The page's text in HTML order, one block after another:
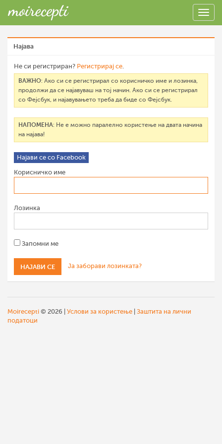
Најава
Не си регистриран? Регистрирај се.
ВАЖНО: Ако си се регистрирал со корисничко име и лозинка,
продолжи да се најавуваш на тој начин. Ако си се регистрирал
со Фејсбук, и најавувањето треба да биде со Фејсбук.
НАПОМЕНА: Не е можно паралелно користење на двата начина
на најава!
Најави се со Facebook
Корисничко име
Лозинка
Запомни ме
Ја заборави лозинката?
Moirecepti © 2026 | Услови за користење Заштита на лични
податоци